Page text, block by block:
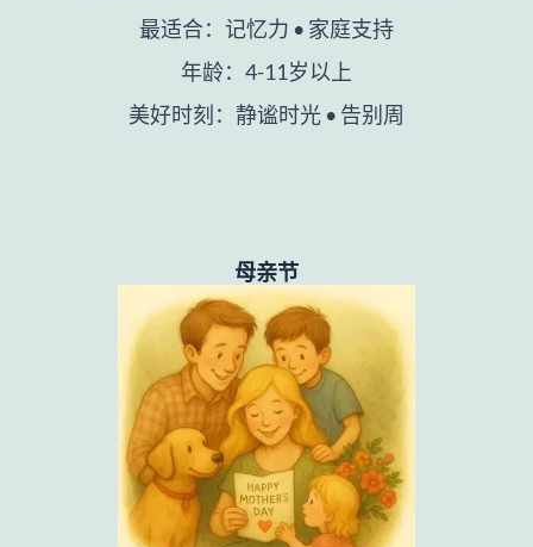
最适合：记忆力 • 家庭支持
年龄：4-11岁以上
美好时刻：静谧时光 • 告别周
母亲节